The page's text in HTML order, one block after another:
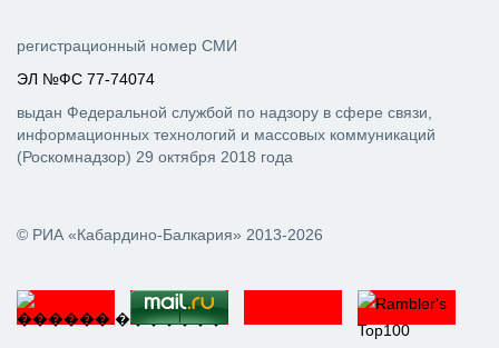
© РИА «Кабардино-Балкария» 2013-2026
регистрационный номер СМИ
ЭЛ №ФС 77-74074
выдан Федеральной службой по надзору в сфере связи,
информационных технологий и массовых коммуникаций
(Роскомнадзор) 29 октября 2018 года